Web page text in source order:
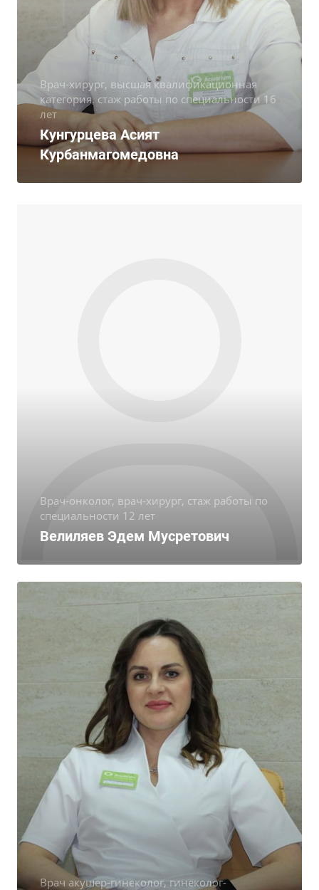
Врач-хирург, высшая квалификационная
категория, стаж работы по специальности 16
лет
Кунгурцева Асият
Курбанмагомедовна
Врач-онколог, врач-хирург, стаж работы по
специальности 12 лет
Велиляев Эдем Мусретович
Врач акушер-гинеколог, гинеколог-